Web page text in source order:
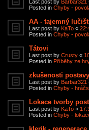
Last post by Barbar321
Posted in Chyby -
AA - tajemný
Last post by KaTo «
Posted in Chyby -
Tátovi
Last post by Crusty «
Posted in Příběhy ze
zkušenosti
Last post by Barbar321
Posted in Chyby -
Lokace tvorby
Last post by KaTo «
Posted in Chyby -